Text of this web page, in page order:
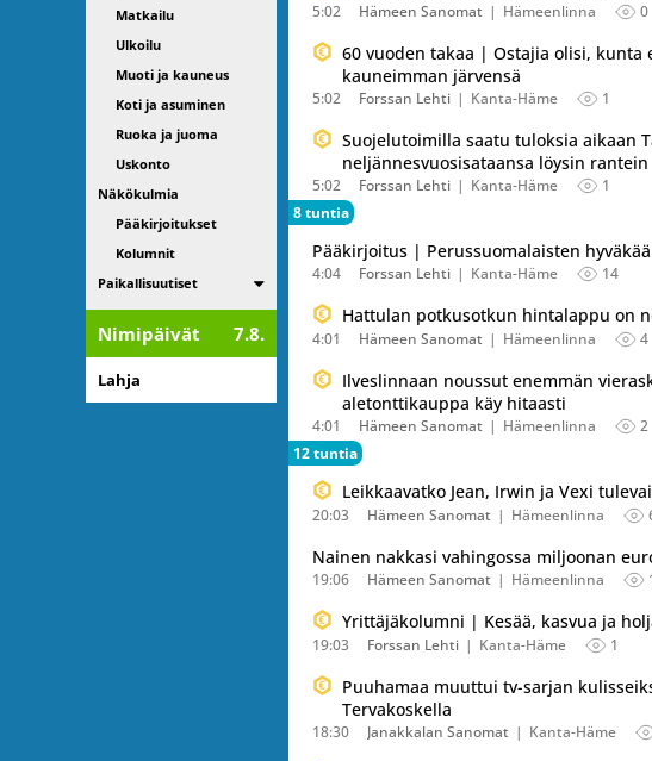
Matkailu
Ulkoilu
Muoti ja kauneus
Koti ja asuminen
Ruoka ja juoma
Uskonto
Näkökulmia
Pääkirjoitukset
Kolumnit
Paikallisuutiset
Listaa alakategoriat
Nimipäivät 7.8.
Lahja
5:02 Hämeen Sanomat Hämeenlinna 0
60 vuoden takaa | Ostajia olisi, kunta
kauneimman järvensä
5:02 Forssan Lehti Kanta-Häme 1
Suojelutoimilla saatu tuloksia aikaan
neljännesvuosisataansa löysin rantein
5:02 Forssan Lehti Kanta-Häme
1
8 tuntia
Pääkirjoitus | Perussuomalaisten
4:04 Forssan Lehti Kanta-Häme 14
Hattulan potkusotkun hintalappu on
4:01 Hämeen Sanomat Hämeenlinna 4
Ilveslinnaan noussut enemmän
aletonttikauppa käy hitaasti
4:01 Hämeen Sanomat Hämeenlinna
2
12 tuntia
Leikkaavatko Jean, Irwin ja Vexi
20:03 Hämeen Sanomat Hämeenlinna
Nainen nakkasi vahingossa miljoonan
19:06 Hämeen Sanomat Hämeenlinna
Yrittäjäkolumni | Kesää, kasvua ja
19:03 Forssan Lehti Kanta-Häme 1
Puuhamaa muuttui tv-sarjan
Tervakoskella
18:30 Janakkalan Sanomat Kanta-Häme